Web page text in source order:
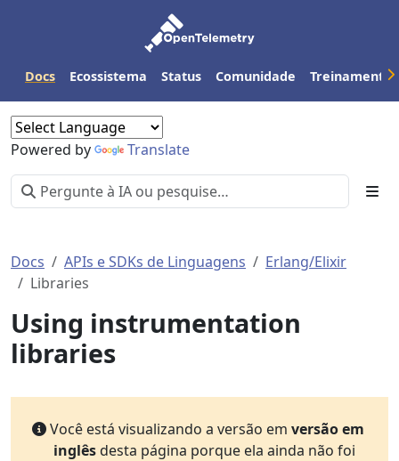
Docs Ecossistema Status Comunidade Treinamento
Powered by Translate
Docs APIs e SDKs de Linguagens
Erlang/Elixir
Libraries
Using instrumentation
libraries
Você está visualizando a versão em versão em
inglêsdesta página porque ela ainda não foi